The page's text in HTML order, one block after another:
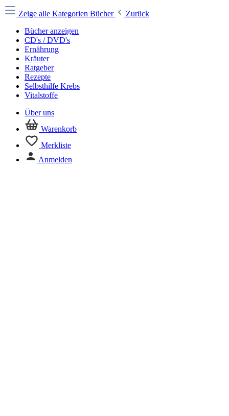
Zeige alle Kategorien Bücher
Zurück
Bücher anzeigen
CD's / DVD's
Ernährung
Kräuter
Ratgeber
Rezepte
Selbsthilfe Krebs
Vitalstoffe
Über uns
Warenkorb
Merkliste
Anmelden